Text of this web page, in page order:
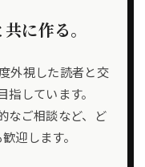
に作る。
外視した読者と交
しています。
なご相談など、ど
迎します。